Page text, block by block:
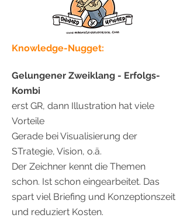
Knowledge-Nugget:
Gelungener Zweiklang - Erfolgs-
Kombi
erst GR, dann Illustration hat viele
Vorteile
Gerade bei Visualisierung der
STrategie, Vision, o.ä.
Der Zeichner kennt die Themen
schon. Ist schon eingearbeitet. Das
spart viel Briefing und Konzeptionszeit
und reduziert Kosten.